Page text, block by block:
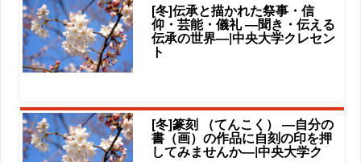
[冬]伝承と描かれた祭事・信
仰・芸能・儀礼 ―聞き・伝える
伝承の世界―|中央大学クレセン
ト
[冬]篆刻 （てんこく） ―自分の
書（画）の作品に自刻の印を押
してみませんか―|中央大学ク